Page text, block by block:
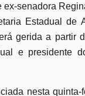
ex-senadora
Estadual de
gerida a partir
e presidente
nesta quinta-